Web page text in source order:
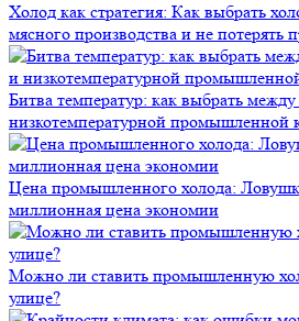
Холод как стратегия: Как выбрать
мясного производства и не потерять
Битва температур: как выбрать
низкотемпературной промышленной
Цена промышленного холода:
миллионная цена экономии
Можно ли ставить промышленную
улице?